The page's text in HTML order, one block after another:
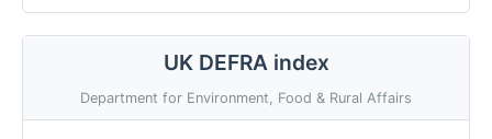
UK DEFRA index
Department for Environment, Food & Rural Affairs